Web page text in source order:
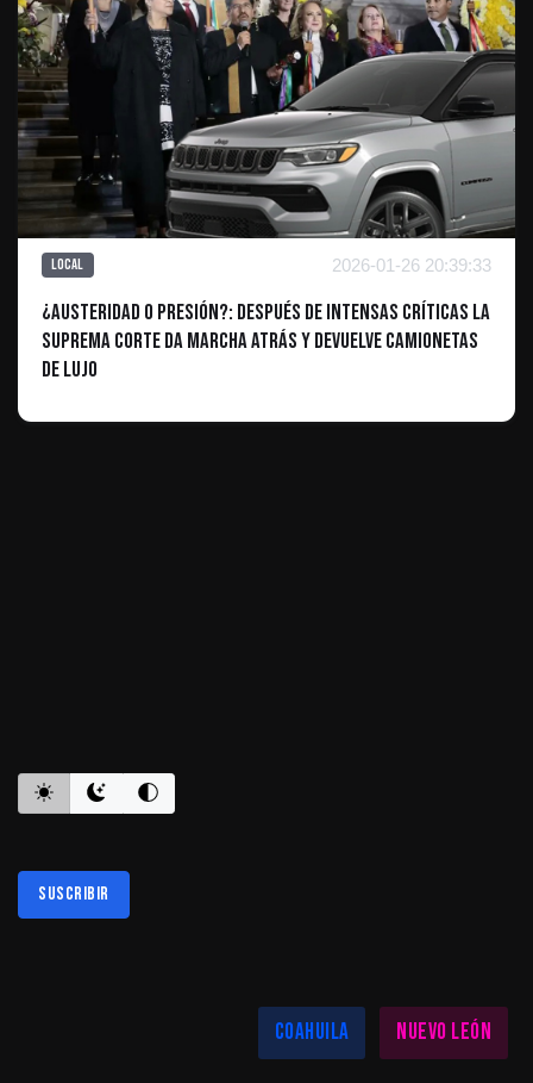
Local 2026-01-26 20:39:33
¿Austeridad o presión?: Después de intensas críticas la
Suprema Corte da marcha atrás y devuelve camionetas
de lujo
Suscribir
Coahuila
Nuevo León